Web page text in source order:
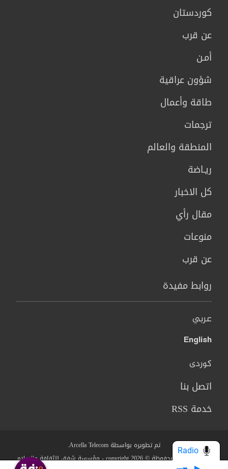
كوردستان
عن قرب
أمـن
شؤون عراقية
طاقة وأعمال
ترجمات
المنطقة والعالم
ريـاضة
كل الاخبار
مقال رأي
منوعات
عن قرب
روابط مفيدة
عربي
English
کوردی
اتصل بنا
خدمة RSS
تم تطويره بواسطة Arcella Telecom.
جميع الحقوق محفوظة © copyright 2026 - مؤسسة شفق للثقافة والاعلام
Radio